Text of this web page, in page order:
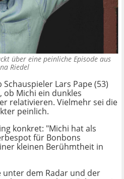
über eine peinliche Episode aus
Riedel
Schauspieler Lars Pape (53)
ob Michi ein dunkles
relativieren. Vielmehr sei die
peinlich.
konkret: "Michi hat als
für Bonbons
kleinen Berühmtheit in
dem Radar und der